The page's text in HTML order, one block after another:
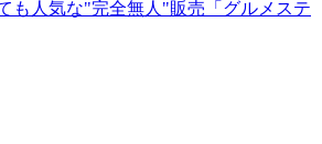
も人気な"完全無人"販売「グルメステ